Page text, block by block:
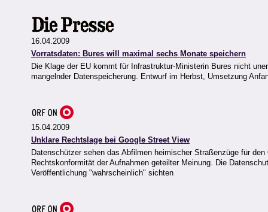
16.04.2009
Vorratsdaten: Bures will maximal sechs Monate speichern
Die Klage der EU kommt für Infrastruktur-Ministerin Bures nicht
mangelnder Datenspeicherung. Entwurf im Herbst, Umsetzung
15.04.2009
Unklare Rechtslage bei Google Street View
Datenschützer sehen das Abfilmen heimischer Straßenzüge für
Rechtskonformität der Aufnahmen geteilter Meinung. Die
Veröffentlichung "wahrscheinlich" sichten